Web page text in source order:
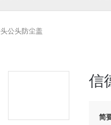
公头防尘盖
信
简